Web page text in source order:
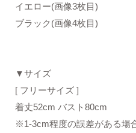
イエロー(画像3枚目)
ブラック(画像4枚目)
▼サイズ
[ フリーサイズ ]
着丈52cm バスト80cm
※1-3cm程度の誤差がある場